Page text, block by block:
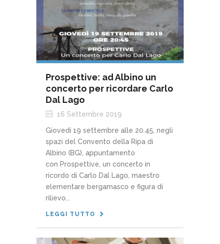
Prospettive: ad Albino un
concerto per ricordare Carlo
Dal Lago
16 Settembre 2019
Giovedì 19 settembre alle 20.45, negli
spazi del Convento della Ripa di
Albino (BG), appuntamento
con Prospettive, un concerto in
ricordo di Carlo Dal Lago, maestro
elementare bergamasco e figura di
rilievo...
LEGGI TUTTO